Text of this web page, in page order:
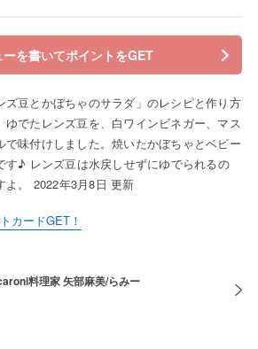
ーを書いてポイントをGET
ズ豆とかぼちゃのサラダ」のレシピと作り方
ゆでたレンズ豆を、白ワインビネガー、マス
で味付けしました。焼いたかぼちゃとベビー
す♪ レンズ豆は水戻しせずにゆでられるの
よ。 2022年3月8日 更新
カードGET！
料理家 矢部麻美/らみー